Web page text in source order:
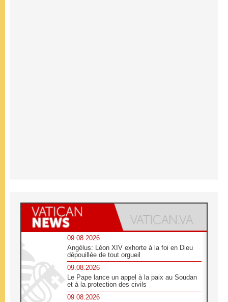
09.08.2026
Angélus: Léon XIV exhorte à la foi en Dieu
dépouillée de tout orgueil
09.08.2026
Le Pape lance un appel à la paix au Soudan
et à la protection des civils
09.08.2026